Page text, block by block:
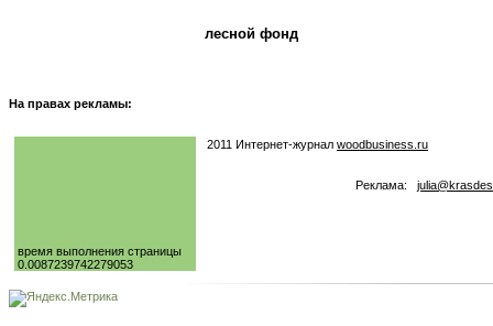
лесной фонд
На правах рекламы:
время выполнения страницы
0.0087239742279053
2011 Интернет-журнал woodbusiness.ru
Реклама: